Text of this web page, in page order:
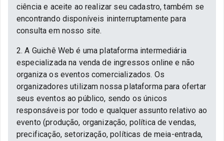
ciência e aceite ao realizar seu cadastro, também se
encontrando disponíveis ininterruptamente para
consulta em nosso site.
2. A Guichê Web é uma plataforma intermediária
especializada na venda de ingressos online e não
organiza os eventos comercializados. Os
organizadores utilizam nossa plataforma para ofertar
seus eventos ao público, sendo os únicos
responsáveis por todo e qualquer assunto relativo ao
evento (produção, organização, política de vendas,
precificação, setorização, políticas de meia-entrada,